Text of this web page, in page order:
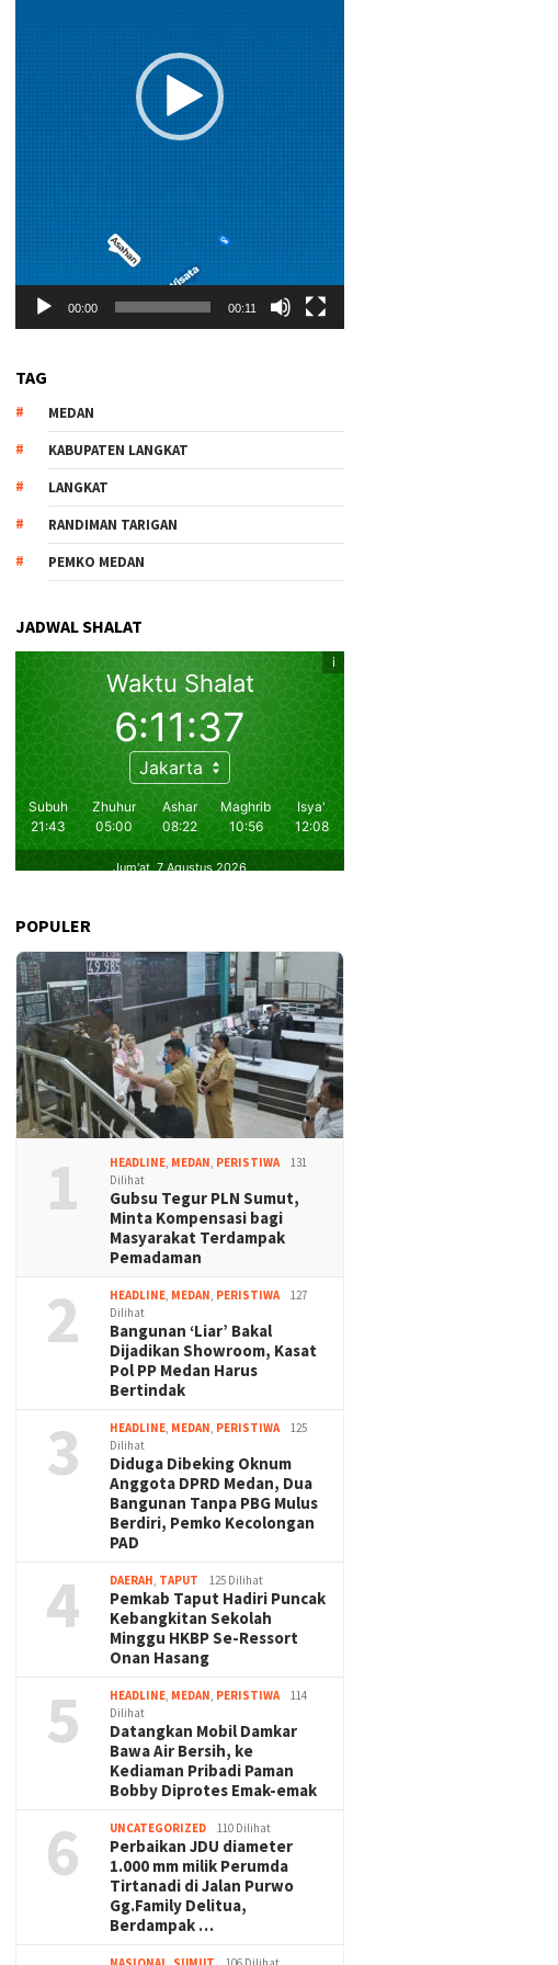
00:00 00:11
TAG
MEDAN
KABUPATEN LANGKAT
LANGKAT
RANDIMAN TARIGAN
PEMKO MEDAN
JADWAL SHALAT
POPULER
1 HEADLINE, MEDAN, PERISTIWA
131
Dilihat
Gubsu Tegur PLN Sumut,
Minta Kompensasi bagi
Masyarakat Terdampak
Pemadaman
2 HEADLINE, MEDAN, PERISTIWA
127
Dilihat
Bangunan ‘Liar’ Bakal
Dijadikan Showroom, Kasat
Pol PP Medan Harus
Bertindak
3 HEADLINE, MEDAN, PERISTIWA
125
Dilihat
Diduga Dibeking Oknum
Anggota DPRD Medan, Dua
Bangunan Tanpa PBG Mulus
Berdiri, Pemko Kecolongan
PAD
4 DAERAH, TAPUT 125 Dilihat
Pemkab Taput Hadiri Puncak
Kebangkitan Sekolah
Minggu HKBP Se-Ressort
Onan Hasang
5 HEADLINE, MEDAN, PERISTIWA
114
Dilihat
Datangkan Mobil Damkar
Bawa Air Bersih, ke
Kediaman Pribadi Paman
Bobby Diprotes Emak-emak
6 UNCATEGORIZED 110 Dilihat
Perbaikan JDU diameter
1.000 mm milik Perumda
Tirtanadi di Jalan Purwo
Gg.Family Delitua,
Berdampak …